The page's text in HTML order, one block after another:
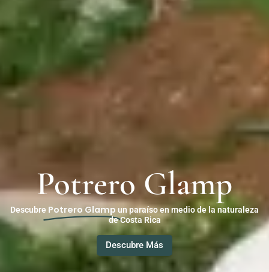
Potrero Glamp
Descubre Potrero Glamp un paraíso en medio de la naturaleza
de Costa Rica
Descubre Más